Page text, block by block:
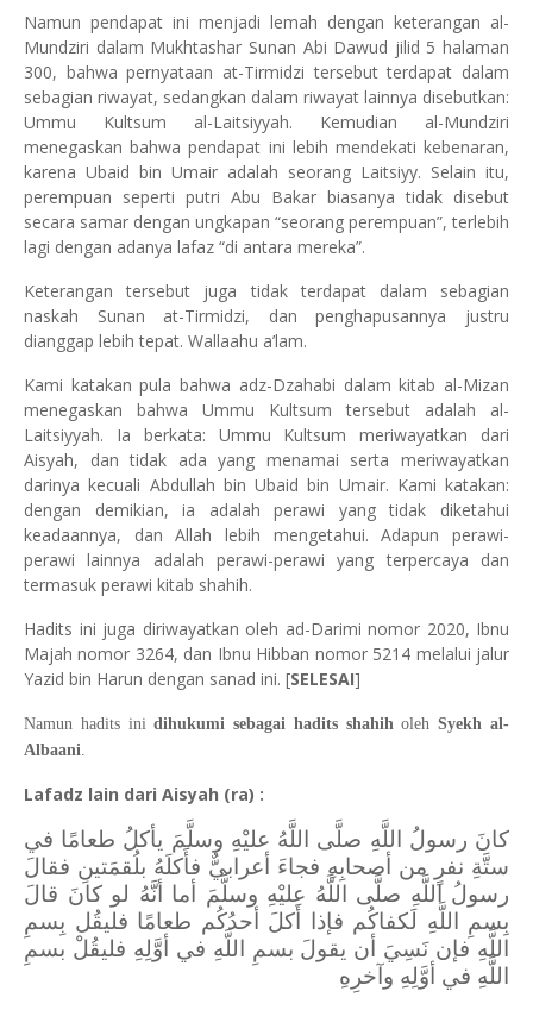
Namun pendapat ini menjadi lemah dengan keterangan al-
Mundziri dalam Mukhtashar Sunan Abi Dawud jilid 5 halaman
300, bahwa pernyataan at-Tirmidzi tersebut terdapat dalam
sebagian riwayat, sedangkan dalam riwayat lainnya disebutkan:
Ummu Kultsum al-Laitsiyyah. Kemudian al-Mundziri
menegaskan bahwa pendapat ini lebih mendekati kebenaran,
karena Ubaid bin Umair adalah seorang Laitsiyy. Selain itu,
perempuan seperti putri Abu Bakar biasanya tidak disebut
secara samar dengan ungkapan “seorang perempuan”, terlebih
lagi dengan adanya lafaz “di antara mereka”.
Keterangan tersebut juga tidak terdapat dalam sebagian
naskah Sunan at-Tirmidzi, dan penghapusannya justru
dianggap lebih tepat. Wallaahu a’lam.
Kami katakan pula bahwa adz-Dzahabi dalam kitab al-Mizan
menegaskan bahwa Ummu Kultsum tersebut adalah al-
Laitsiyyah. Ia berkata: Ummu Kultsum meriwayatkan dari
Aisyah, dan tidak ada yang menamai serta meriwayatkan
darinya kecuali Abdullah bin Ubaid bin Umair. Kami katakan:
dengan demikian, ia adalah perawi yang tidak diketahui
keadaannya, dan Allah lebih mengetahui. Adapun perawi-
perawi lainnya adalah perawi-perawi yang terpercaya dan
termasuk perawi kitab shahih.
Hadits ini juga diriwayatkan oleh ad-Darimi nomor 2020, Ibnu
Majah nomor 3264, dan Ibnu Hibban nomor 5214 melalui jalur
Yazid bin Harun dengan sanad ini. [SELESAI]
Namun hadits inidihukumi sebagai hadits shahiholehSyekh al-
Albaani.
Lafadz lain dari Aisyah (ra) :
كانَ رسولُ اللَّهِ صلَّى اللَّهُ عليْهِ وسلَّمَ يأكلُ طعامًا في
ستَّةِ نفرٍ من أصحابِهِ فجاءَ أعرابيٌّ فأَكلَهُ بلُقمَتينِ فقالَ
رسولُ اللَّهِ صلَّى اللَّهُ عليْهِ وسلَّمَ أما أنَّهُ لو كانَ قالَ
بِسمِ اللَّهِ لَكفاكُم فإذا أَكلَ أحدُكُم طعامًا فليقُل بِسمِ
اللَّهِ فإن نَسِيَ أن يقولَ بسمِ اللَّهِ في أوَّلِهِ فليقُلْ بسمِ
اللَّهِ في أوَّلِهِ وآخرِهِ